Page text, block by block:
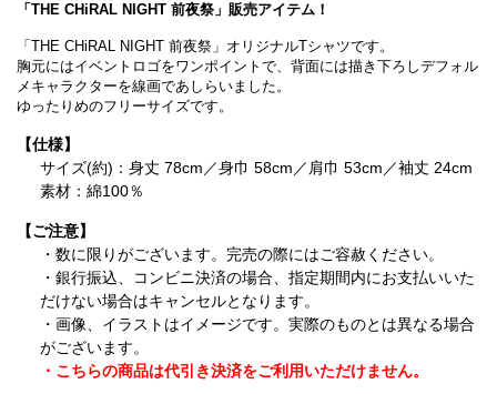
「THE CHiRAL NIGHT 前夜祭」販売アイテム！
「THE CHiRAL NIGHT 前夜祭」オリジナルTシャツです。
胸元にはイベントロゴをワンポイントで、背面には描き下ろしデフォル
メキャラクターを線画であしらいました。
ゆったりめのフリーサイズです。
【仕様】
サイズ(約)：身丈 78cm／身巾 58cm／肩巾 53cm／袖丈 24cm
素材：綿100％
【ご注意】
・数に限りがございます。完売の際にはご容赦ください。
・銀行振込、コンビニ決済の場合、指定期間内にお支払いいた
だけない場合はキャンセルとなります。
・画像、イラストはイメージです。実際のものとは異なる場合
がございます。
・こちらの商品は代引き決済をご利用いただけません。